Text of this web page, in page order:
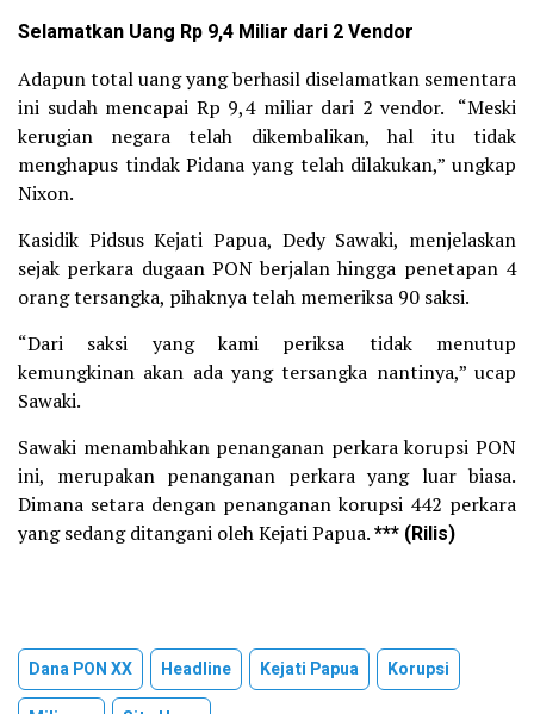
Selamatkan Uang Rp 9,4 Miliar dari 2 Vendor
Adapun total uang yang berhasil diselamatkan sementara
ini sudah mencapai Rp 9,4 miliar dari 2 vendor. “Meski
kerugian negara telah dikembalikan, hal itu tidak
menghapus tindak Pidana yang telah dilakukan,” ungkap
Nixon.
Kasidik Pidsus Kejati Papua, Dedy Sawaki, menjelaskan
sejak perkara dugaan PON berjalan hingga penetapan 4
orang tersangka, pihaknya telah memeriksa 90 saksi.
“Dari saksi yang kami periksa tidak menutup
kemungkinan akan ada yang tersangka nantinya,” ucap
Sawaki.
Sawaki menambahkan penanganan perkara korupsi PON
ini, merupakan penanganan perkara yang luar biasa.
Dimana setara dengan penanganan korupsi 442 perkara
yang sedang ditangani oleh Kejati Papua.*** (Rilis)
Dana PON XX Headline Kejati Papua
Korupsi